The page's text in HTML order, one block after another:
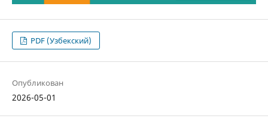
PDF (Узбекский)
Опубликован
2026-05-01